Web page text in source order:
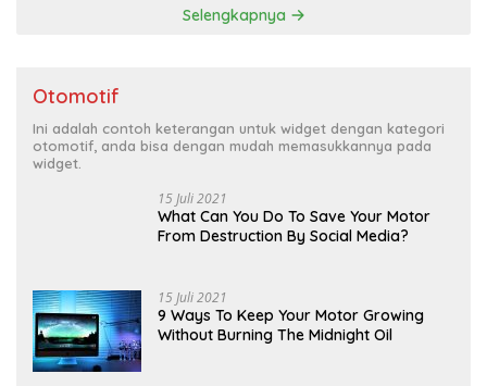
Selengkapnya
Otomotif
Ini adalah contoh keterangan untuk widget dengan kategori
otomotif, anda bisa dengan mudah memasukkannya pada
widget.
15 Juli 2021
What Can You Do To Save Your Motor
From Destruction By Social Media?
15 Juli 2021
9 Ways To Keep Your Motor Growing
Without Burning The Midnight Oil